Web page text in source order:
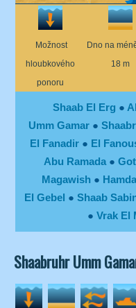
Možnost
hloubkového
ponoru
Dno na
18 m
Shaab El Erg ●
Umm Gamar ●
El Fanadir ● El
Abu Ramada ●
Magawish ● Hamda
El Gebel ● Shaab
● Vrak El
Shaabruhr Umm